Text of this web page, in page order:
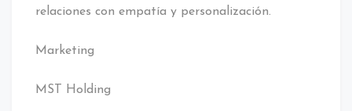
relaciones con empatía y personalización.
Marketing
MST Holding